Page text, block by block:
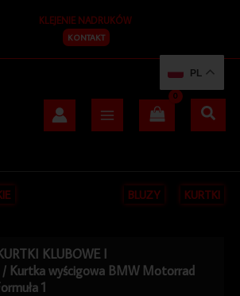
KLEJENIE NADRUKÓW
KONTAKT
BLUZY KURTKI
KLUBOWE I
/ Kurtka wyścigowa BMW Motorrad
1
PL